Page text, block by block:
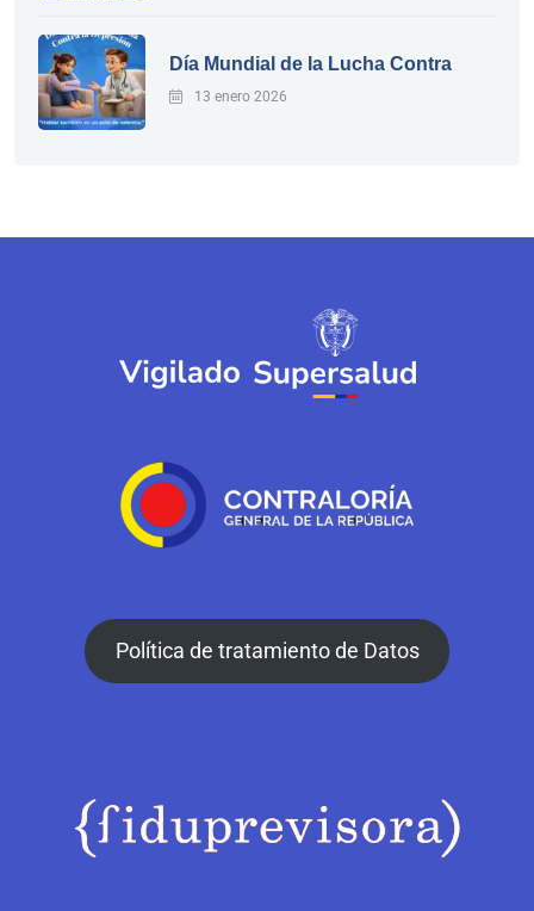
Día Mundial de la Lucha Contra
13 enero 2026
Política de tratamiento de Datos